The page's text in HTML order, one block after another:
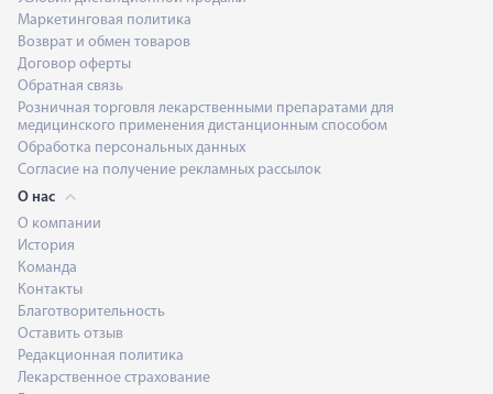
Маркетинговая политика
Возврат и обмен товаров
Договор оферты
Обратная связь
Розничная торговля лекарственными препаратами для
медицинского применения дистанционным способом
Обработка персональных данных
Согласие на получение рекламных рассылок
О нас
О компании
История
Команда
Контакты
Благотворительность
Оставить отзыв
Редакционная политика
Лекарственное страхование